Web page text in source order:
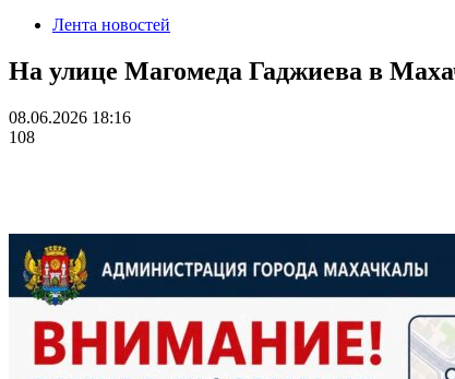
Лента новостей
На улице Магомеда Гаджиева в
08.06.2026 18:16
108